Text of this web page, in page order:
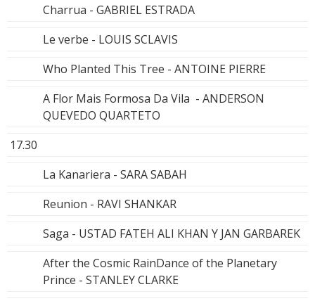
Charrua - GABRIEL ESTRADA
Le verbe - LOUIS SCLAVIS
Who Planted This Tree - ANTOINE PIERRE
A Flor Mais Formosa Da Vila - ANDERSON
QUEVEDO QUARTETO
17.30
La Kanariera - SARA SABAH
Reunion - RAVI SHANKAR
Saga - USTAD FATEH ALI KHAN Y JAN GARBAREK
After the Cosmic RainDance of the Planetary
Prince - STANLEY CLARKE